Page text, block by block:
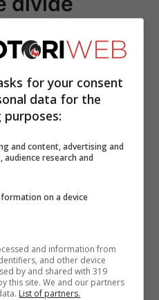
sino al 2013, senza
è reso protagonista
Dal 2014 al
della
Williams
prestazioni.
for your consent
data for the
and content, advertising and
research and
on a device
and information from
and other device
by and shared with 319
this site. We and our partners
List of partners.